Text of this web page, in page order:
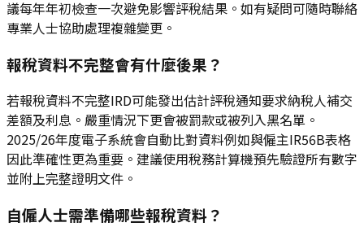
議每年年初檢查一次避免影響評稅結果。如有疑問可隨時聯絡
專業人士協助處理複雜變更。
報稅資料不完整會有什麼後果？
若報稅資料不完整IRD可能發出估計評稅通知要求納稅人補交
差額及利息。嚴重情況下更會被罰款或被列入黑名單。
2025/26年度電子系統會自動比對資料例如與僱主IR56B表格
因此準確性更為重要。建議使用稅務計算機預先驗證所有數字
並附上完整證明文件。
自僱人士需準備哪些報稅資料？